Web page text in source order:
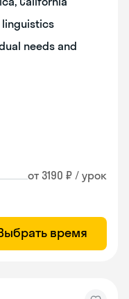
linguistics
needs and
от 3190 ₽ / урок
время